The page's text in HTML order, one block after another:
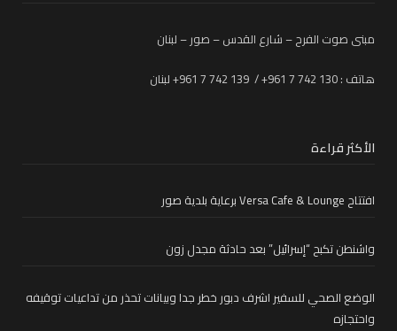
مبنى صوت الفرح – شارع القدس – صور – لبنان
هاتف : 130 742 7 961+ / 139 742 7 961+ لبنان
الأكثر قراءة
افتتاح Versa Cafe & Lounge برعاية بلدية صور
واشنطن تكبح “إسرائيل” بعد حادثة مجدل زون
الوضع الصحي للسفير اشرف دبور خطر جدا وبيانات تحذر من تداعيات توقيفه
واحتجازه